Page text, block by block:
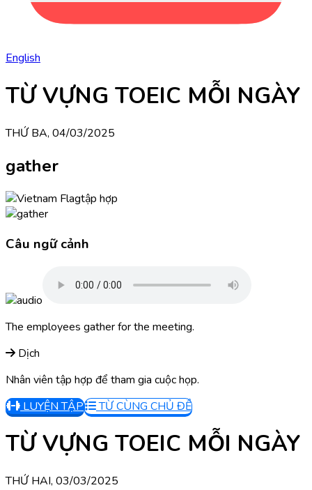
English
TỪ VỰNG TOEIC MỖI NGÀY
THỨ BA, 04/03/2025
gather
tập hợp
Câu ngữ cảnh
The employees gather for the meeting.
Dịch
Nhân viên tập hợp để tham gia cuộc họp.
LUYỆN TẬP
TỪ CÙNG CHỦ ĐỀ
TỪ VỰNG TOEIC MỖI NGÀY
THỨ HAI, 03/03/2025